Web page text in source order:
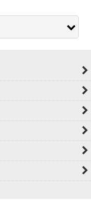
ジン３
ーセラレジン５